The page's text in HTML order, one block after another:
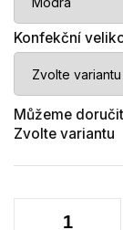
Konfekční
Můžeme
Zvolte variantu